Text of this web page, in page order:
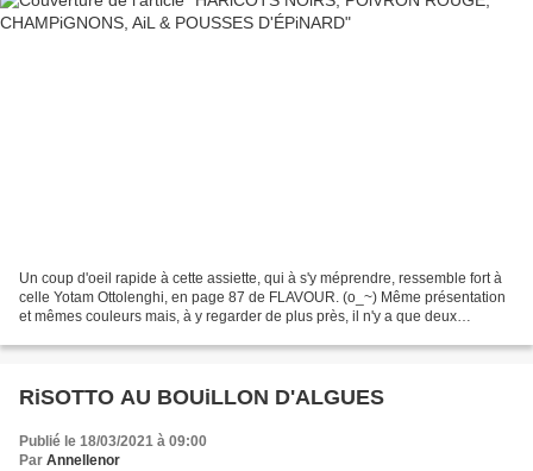
Un coup d'oeil rapide à cette assiette, qui à s'y méprendre, ressemble fort à
celle Yotam Ottolenghi, en page 87 de FLAVOUR. (o_~) Même présentation
et mêmes couleurs mais, à y regarder de plus près, il n'y a que deux
RiSOTTO AU BOUiLLON D'ALGUES
Publié le 18/03/2021 à 09:00
Par Annellenor